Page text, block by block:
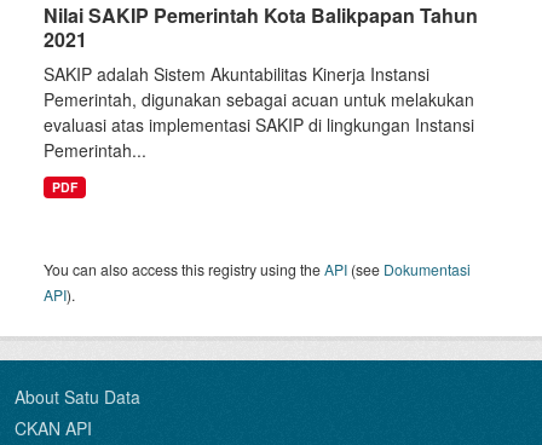
Nilai SAKIP Pemerintah Kota Balikpapan Tahun
2021
SAKIP adalah Sistem Akuntabilitas Kinerja Instansi
Pemerintah, digunakan sebagai acuan untuk melakukan
evaluasi atas implementasi SAKIP di lingkungan Instansi
Pemerintah...
PDF
You can also access this registry using theAPI (see Dokumentasi
API).
About Satu Data
CKAN API